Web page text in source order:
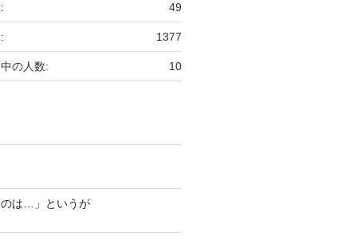
49
1377
10
の人数:
のは…」というが